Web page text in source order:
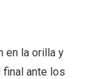
en la orilla y
ante los